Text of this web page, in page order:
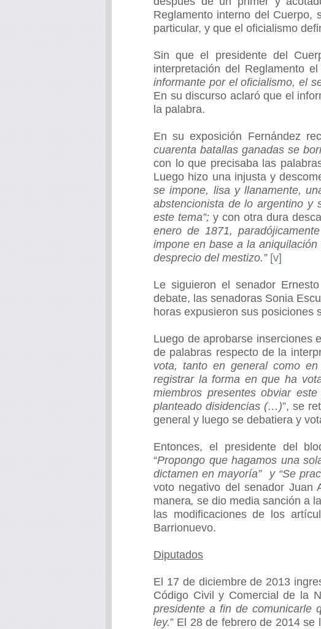
Reglamento interno del Cuerpo,
particular, y que el oficialismo
Sin que el presidente del
interpretación del Reglamento
informante por el oficialismo, el
En su discurso aclaró que el
la palabra.
En su exposición Fernández
cuarenta batallas ganadas se
con lo que precisaba las
Luego hizo una injusta y
se impone, lisa y llanamente,
abstencionista de lo argentino y
este tema”; y con otra dura
enero de 1871,
impone en base a la
desprecio del mestizo.” [v]
Le siguieron el senador
debate, las senadoras Sonia
horas expusieron sus posiciones
Luego de aprobarse inserciones
de palabras respecto de la
vota, tanto en general como
registrar la forma en que ha
miembros presentes obviar
planteado disidencias (…)”, se
general y luego se debatiera y
Entonces, el presidente del
“Propongo que hagamos una
dictamen en mayoría” y “Se
voto negativo del senador Juan
manera,se dio media sanción a
las modificaciones de los
Barrionuevo.
Diputados
El 17 de diciembre de 2013
Código Civil y Comercial de la
presidente a fin de comunicarle
ley.” El 28 de febrero de 2014 se